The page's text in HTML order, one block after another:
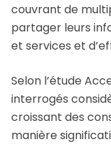
couvrant de
partager leurs
et services et
Selon l’étude
interrogés
croissant des
manière